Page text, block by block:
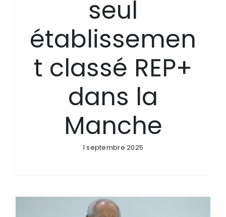
seul
établissemen
t classé REP+
dans la
Manche
1 septembre 2025